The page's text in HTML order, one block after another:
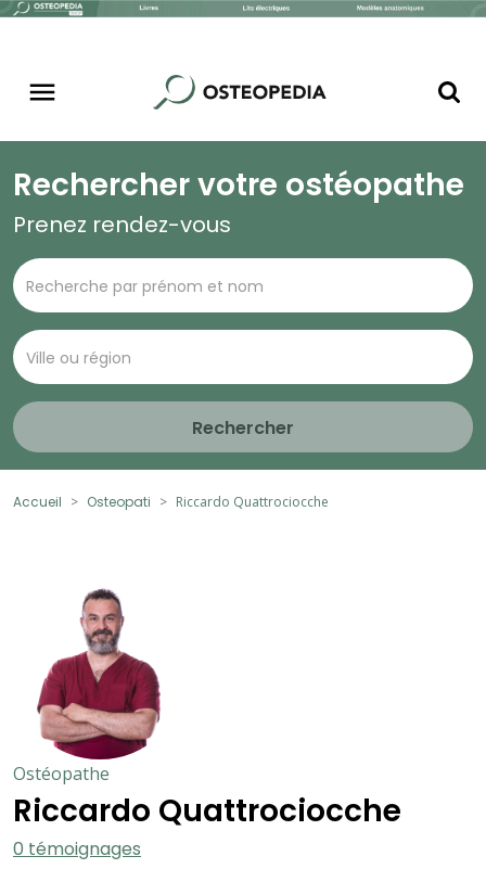
Rechercher votre ostéopathe
Prenez rendez-vous
Rechercher
Accueil Osteopati Riccardo Quattrociocche
Ostéopathe
Riccardo Quattrociocche
0 témoignages